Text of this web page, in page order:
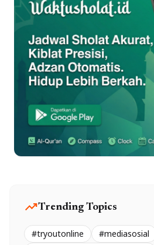
trending_upTrending Topics
#tryoutonline #mediasosial